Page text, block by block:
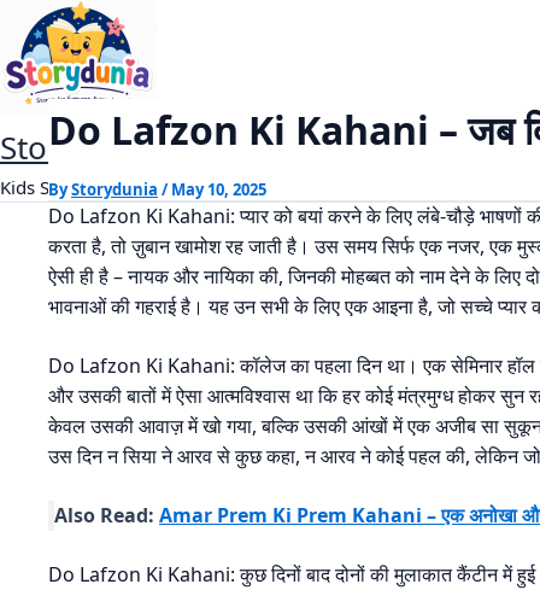
content
StoryDunia
Kids Stories
Home Romantic Story
Do Lafzon Ki Kahani – जब
ByStorydunia /May 10, 2025
Do Lafzon Ki Kahani: प्यार को बयां करने के लिए लंबे-चौड़े भाषणों
करता है, तो ज़ुबान खामोश रह जाती है। उस समय सिर्फ एक नजर, एक
ऐसी ही है – नायक और नायिका की, जिनकी मोहब्बत को नाम देने के
भावनाओं की गहराई है। यह उन सभी के लिए एक आइना है, जो सच्चे
Do Lafzon Ki Kahani: कॉलेज का पहला दिन था। एक सेमिनार हॉल
और उसकी बातों में ऐसा आत्मविश्वास था कि हर कोई मंत्रमुग्ध होकर सुन
केवल उसकी आवाज़ में खो गया, बल्कि उसकी आंखों में एक अजीब सा
उस दिन न सिया ने आरव से कुछ कहा, न आरव ने कोई पहल की, लेकिन जो
Also Read: Amar Prem Ki Prem Kahani – एक अनोखा और
Do Lafzon Ki Kahani: कुछ दिनों बाद दोनों की मुलाकात कैंटीन में